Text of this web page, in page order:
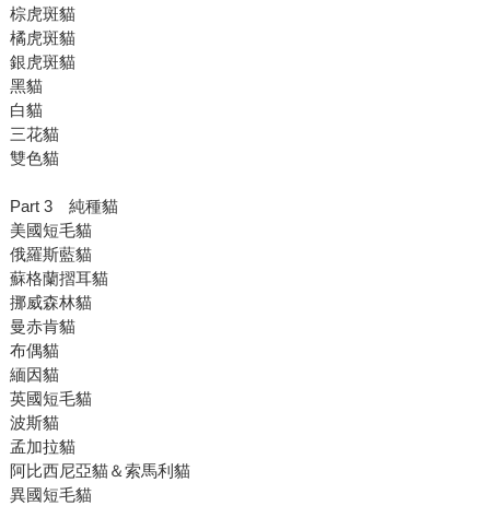
棕虎斑貓
橘虎斑貓
銀虎斑貓
黑貓
白貓
三花貓
雙色貓
Part 3 純種貓
美國短毛貓
俄羅斯藍貓
蘇格蘭摺耳貓
挪威森林貓
曼赤肯貓
布偶貓
緬因貓
英國短毛貓
波斯貓
孟加拉貓
阿比西尼亞貓＆索馬利貓
異國短毛貓